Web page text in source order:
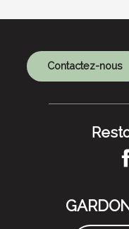
Contactez-nous